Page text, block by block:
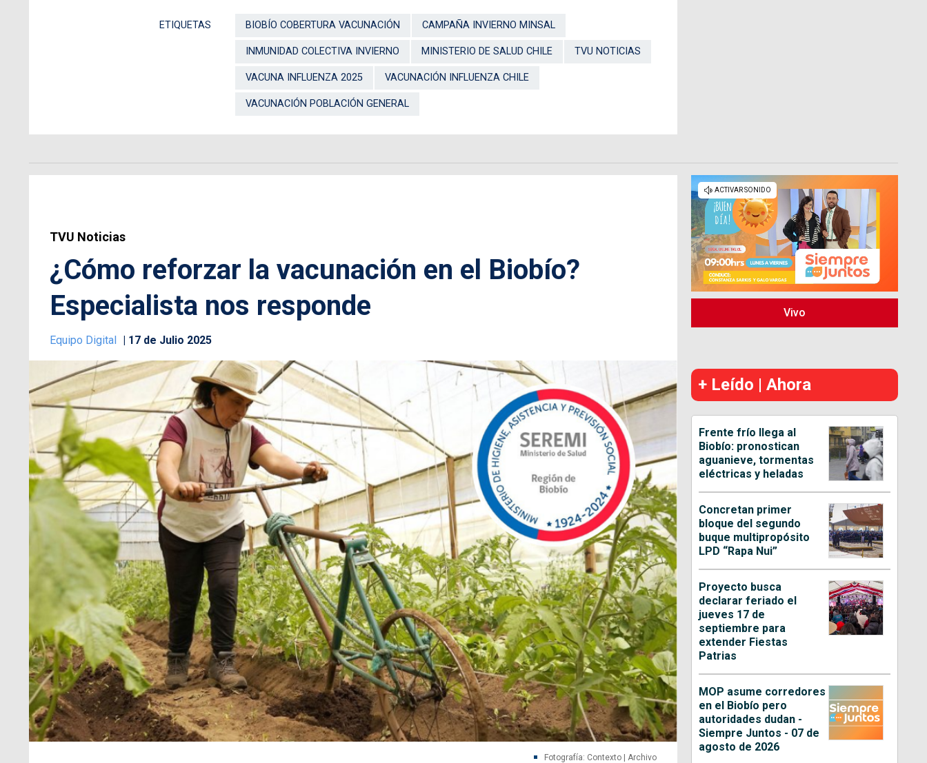
ETIQUETAS BIOBÍO COBERTURA VACUNACIÓN CAMPAÑA INVIERNO MINSAL
INMUNIDAD COLECTIVA INVIERNO MINISTERIO DE SALUD CHILE TVU NOTICIAS
VACUNA INFLUENZA 2025 VACUNACIÓN INFLUENZA CHILE
VACUNACIÓN POBLACIÓN GENERAL
TVU Noticias
¿Cómo reforzar la vacunación en el Biobío?
Especialista nos responde
Equipo Digital 17 de Julio 2025
Fotografía: Contexto | Archivo
Vivo
+ Leído | Ahora
Frente frío llega al
Biobío: pronostican
aguanieve, tormentas
eléctricas y heladas
Concretan primer
bloque del segundo
buque multipropósito
LPD “Rapa Nui”
Proyecto busca
declarar feriado el
jueves 17 de
septiembre para
extender Fiestas
Patrias
MOP asume corredores
en el Biobío pero
autoridades dudan -
Siempre Juntos - 07 de
agosto de 2026